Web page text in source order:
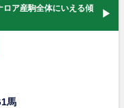
ロア産駒全体にいえる傾
馬